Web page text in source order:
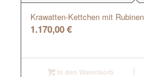
Krawatten-Kettchen mit
1.170,00€
In den Warenkorb